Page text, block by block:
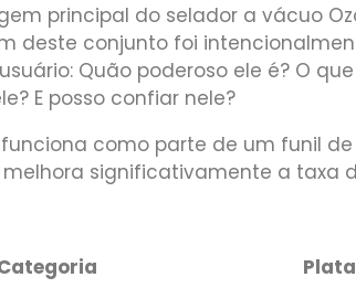
principal do selador a vácuo
deste conjunto foi
Quão poderoso ele é? O
E posso confiar nele?
como parte de um funil
significativamente a taxa